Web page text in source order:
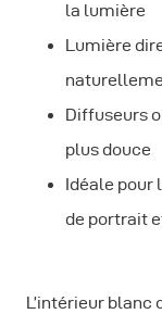
la lumière
Lumière
Diffuseurs
plus douce
Idéale pour
de portrait
L’intérieur blanc